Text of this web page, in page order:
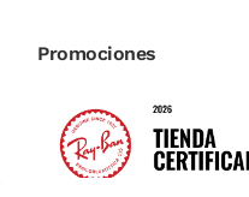
Promociones